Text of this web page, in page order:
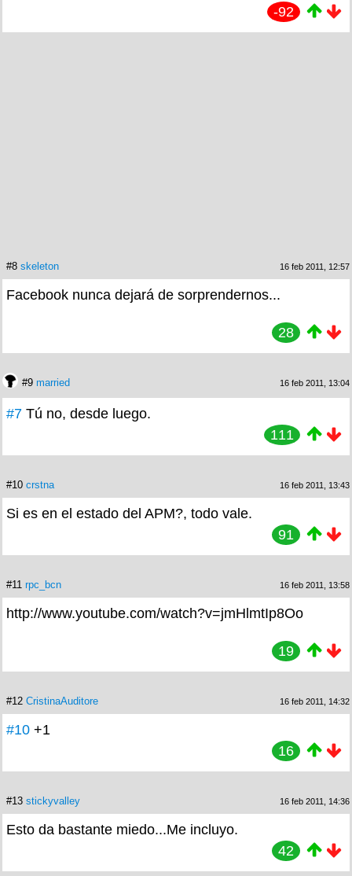
-92
#8 skeleton 16 feb 2011, 12:57
Facebook nunca dejará de sorprendernos...
28
#9 married 16 feb 2011, 13:04
#7 Tú no, desde luego.
111
#10 crstna 16 feb 2011, 13:43
Si es en el estado del APM?, todo vale.
91
#11 rpc_bcn 16 feb 2011, 13:58
http://www.youtube.com/watch?v=jmHlmtIp8Oo
19
#12 CristinaAuditore 16 feb 2011, 14:32
#10 +1
16
#13 stickyvalley 16 feb 2011, 14:36
Esto da bastante miedo...Me incluyo.
42